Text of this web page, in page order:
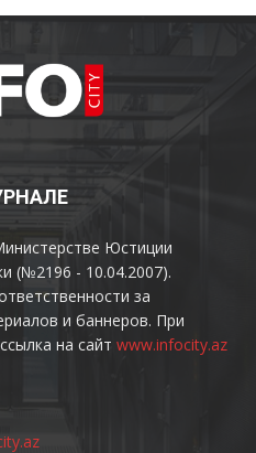
Юстиции
(№2196 - 10.04.2007).
за
и баннеров. При
на сайт www.infocity.az